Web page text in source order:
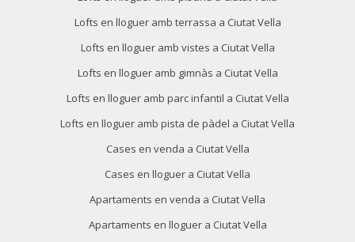
Lofts en lloguer amb terrassa a Ciutat Vella
Lofts en lloguer amb vistes a Ciutat Vella
Lofts en lloguer amb gimnàs a Ciutat Vella
Lofts en lloguer amb parc infantil a Ciutat Vella
Lofts en lloguer amb pista de pàdel a Ciutat Vella
Cases en venda a Ciutat Vella
Cases en lloguer a Ciutat Vella
Apartaments en venda a Ciutat Vella
Apartaments en lloguer a Ciutat Vella